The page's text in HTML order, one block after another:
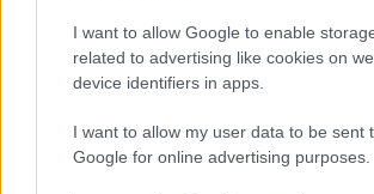
I want to allow Google to enable
related to advertising like cookies on
device identifiers in apps.
I want to allow my user data to be sent
Google for online advertising purposes.
Le previsioni meteo per il
Gallura
Michelle Hunziker in Gallura,
vivo: un amico vip svela come fa